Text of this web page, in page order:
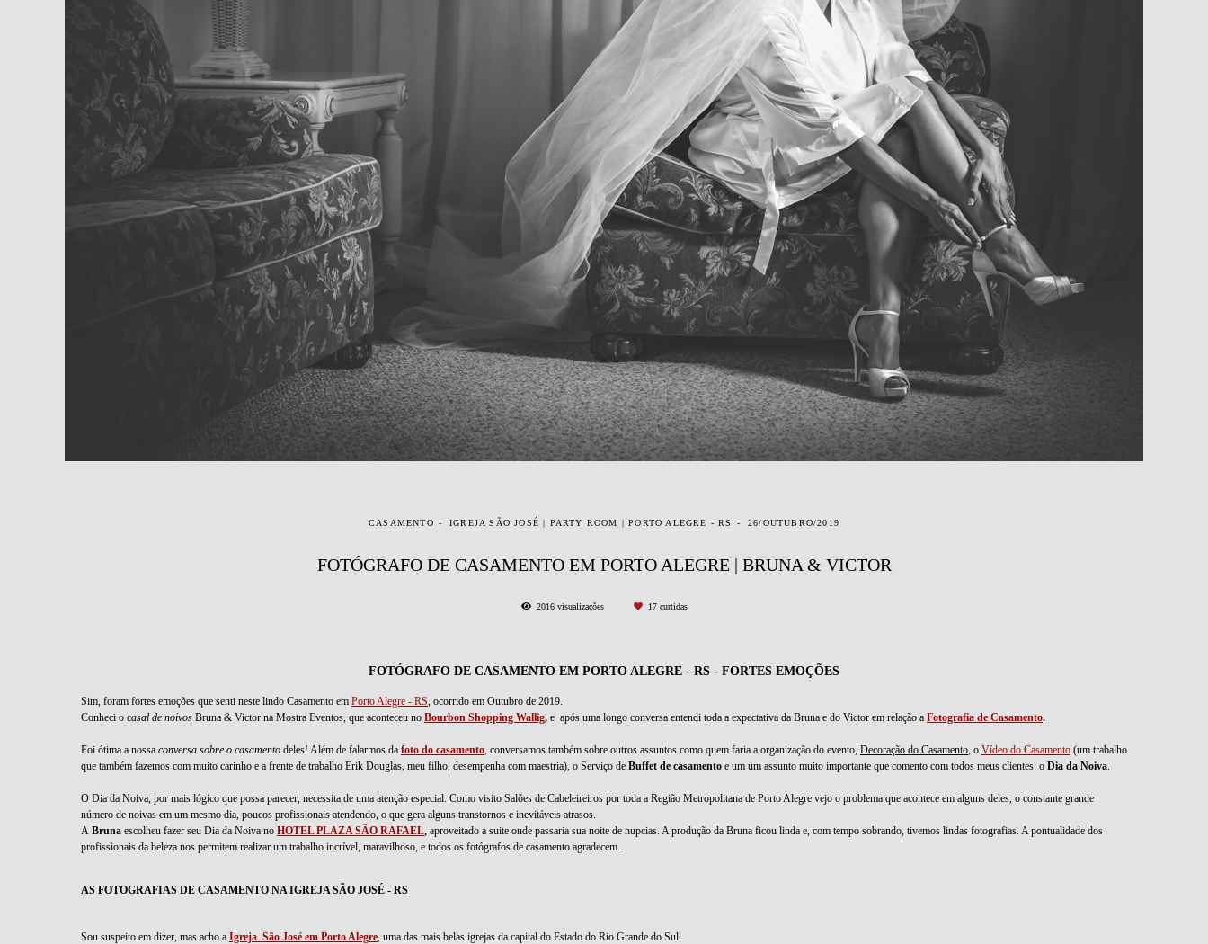
CASAMENTO IGREJA SÃO JOSÉ | PARTY ROOM | PORTO ALEGRE - RS 26/OUTUBRO/2019
FOTÓGRAFO DE CASAMENTO EM PORTO ALEGRE | BRUNA & VICTOR
2016visualizações 17curtidas
FOTÓGRAFO DE CASAMENTO EM PORTO ALEGRE - RS - FORTES EMOÇÕES
Sim, foram fortes emoções que senti neste lindo Casamento em Porto Alegre - RS, ocorrido em Outubro de 2019.
Conheci o casal de noivos Bruna & Victor na Mostra Eventos, que aconteceu no Bourbon Shopping Wallig, e após uma longo conversa entendi toda a expectativa da Bruna e do Victor em relação a Fotografia de Casamento.
Foi ótima a nossa conversa sobre o casamento deles! Além de falarmos da foto do casamento, conversamos também sobre outros assuntos como quem faria a organização do evento, Decoração do Casamento, o Vídeo do Casamento (um trabalho
que também fazemos com muito carinho e a frente de trabalho Erik Douglas, meu filho, desempenha com maestria), o Serviço de Buffet de casamento e um um assunto muito importante que comento com todos meus clientes: o Dia da Noiva.
O Dia da Noiva, por mais lógico que possa parecer, necessita de uma atenção especial. Como visito Salões de Cabeleireiros por toda a Região Metropolitana de Porto Alegre vejo o problema que acontece em alguns deles, o constante grande
número de noivas em um mesmo dia, poucos profissionais atendendo, o que gera alguns transtornos e inevitáveis atrasos.
A Bruna escolheu fazer seu Dia da Noiva no HOTEL PLAZA SÃO RAFAEL, aproveitado a suite onde passaria sua noite de nupcias. A produção da Bruna ficou linda e, com tempo sobrando, tivemos lindas fotografias. A pontualidade dos
profissionais da beleza nos permitem realizar um trabalho incrível, maravilhoso, e todos os fotógrafos de casamento agradecem.
AS FOTOGRAFIAS DE CASAMENTO NA IGREJA SÃO JOSÉ - RS
Sou suspeito em dizer, mas acho a Igreja São José em Porto Alegre, uma das mais belas igrejas da capital do Estado do Rio Grande do Sul.